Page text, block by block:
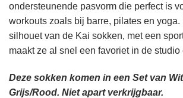
ondersteunende pasvorm die perfect is
workouts zoals bij barre, pilates en yoga.
silhouet van de Kai sokken, met een
maakt ze al snel een favoriet in de studio
Deze sokken komen in een Set van
Grijs/Rood. Niet apart verkrijgbaar.